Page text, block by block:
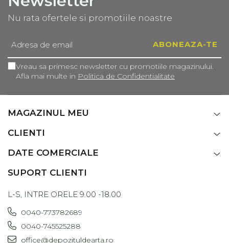
Nu rata ofertele si promotiile noastre
Vreau sa primesc newsletter cu promotiile magazinului.
Afla mai multe in Politica de Confidentialitate
MAGAZINUL MEU
CLIENTI
DATE COMERCIALE
SUPORT CLIENTI
L-S, INTRE ORELE 9.00 -18.00
0040-773782689
0040-745525288
office@depozituldearta.ro